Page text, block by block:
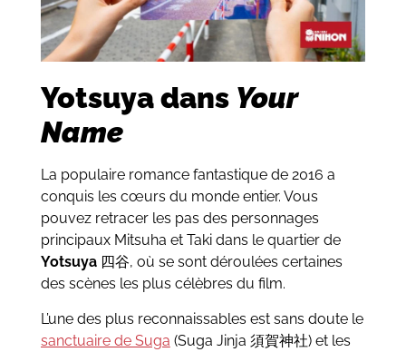
Yotsuya dans Your
Name
La populaire romance fantastique de 2016 a
conquis les cœurs du monde entier. Vous
pouvez retracer les pas des personnages
principaux Mitsuha et Taki dans le quartier de
Yotsuya四谷, où se sont déroulées certaines
des scènes les plus célèbres du film.
L’une des plus reconnaissables est sans doute le
sanctuaire de Suga (Suga Jinja 須賀神社) et les